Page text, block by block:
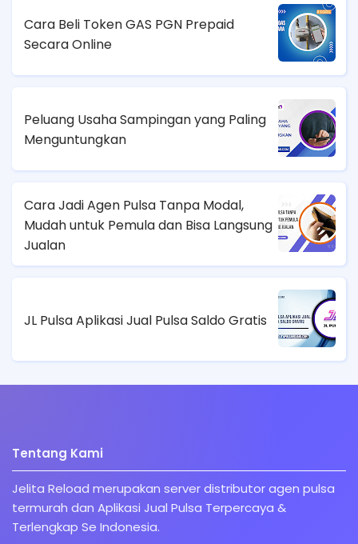
Cara Beli Token GAS PGN Prepaid
Secara Online
Peluang Usaha Sampingan yang Paling
Menguntungkan
Cara Jadi Agen Pulsa Tanpa Modal,
Mudah untuk Pemula dan Bisa Langsung
Jualan
JL Pulsa Aplikasi Jual Pulsa Saldo Gratis
Tentang Kami
Jelita Reload merupakan server distributor agen pulsa
termurah dan Aplikasi Jual Pulsa Terpercaya &
Terlengkap Se Indonesia.